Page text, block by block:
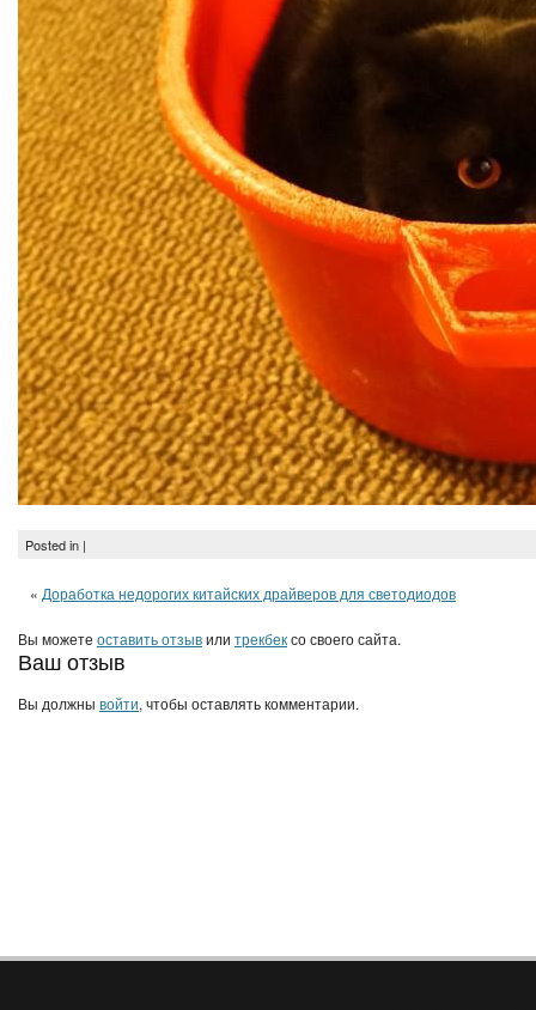
Posted in |
« Доработка недорогих китайских драйверов для светодиодов
Вы можете оставить отзывили трекбексо своего сайта.
Ваш отзыв
Вы должны войти, чтобы оставлять комментарии.